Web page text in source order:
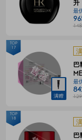
升
最
满赠
巴
最
TOP
17
巴
TOP
18